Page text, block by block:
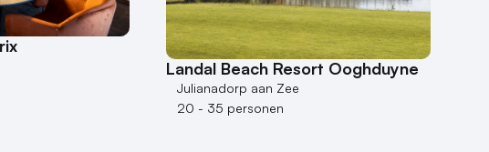
Landal Beach Resort Ooghduyne
Julianadorp aan Zee
20 - 35 personen